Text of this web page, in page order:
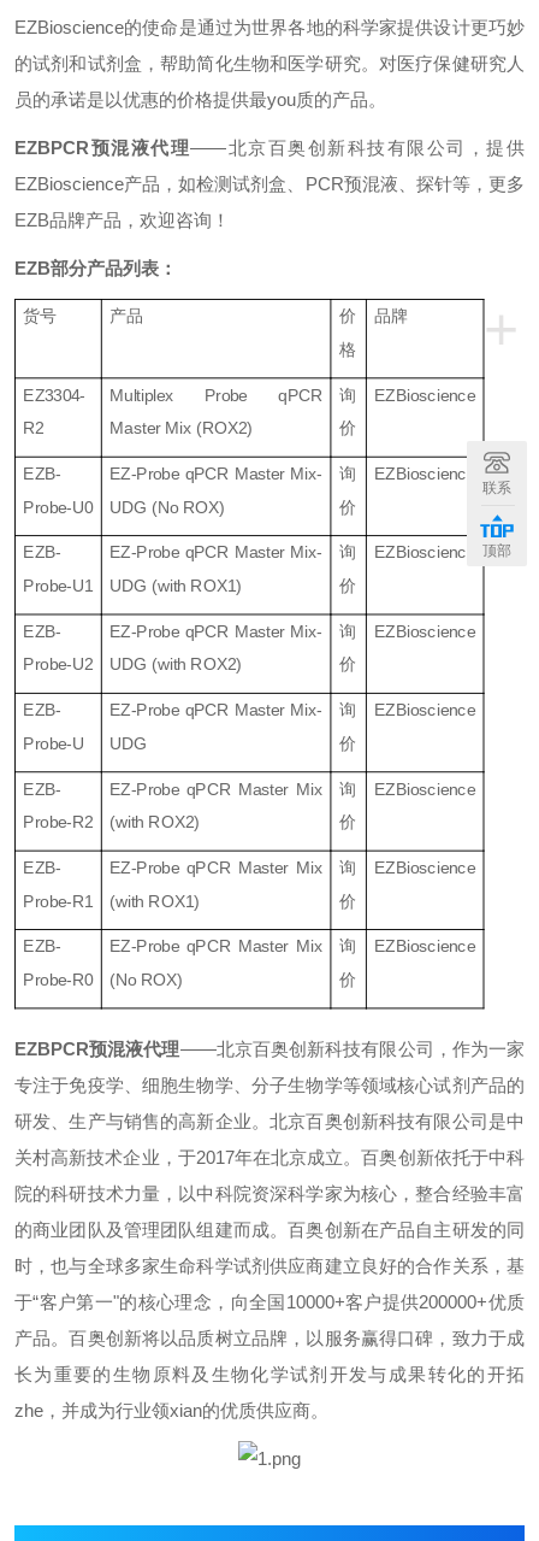
EZBioscience的使命是通过为世界各地的科学家提供设计更巧妙
的试剂和试剂盒，帮助简化生物和医学研究。对医疗保健研究人
员的承诺是以优惠的价格提供最you质的产品。
EZBPCR预混液代理——北京百奥创新科技有限公司，提供
EZBioscience产品，如检测试剂盒、PCR预混液、探针等，更多
EZB品牌产品，欢迎咨询！
EZB部分产品列表：
+
货号 产品 价
格
品牌
EZ3304-
R2
Multiplex Probe qPCR
Master Mix (ROX2)
询
价
EZBioscience
EZB-
Probe-U0
EZ-Probe qPCR Master Mix-
UDG (No ROX)
询
价
EZBioscience
EZB-
Probe-U1
EZ-Probe qPCR Master Mix-
UDG (with ROX1)
询
价
EZBioscience
EZB-
Probe-U2
EZ-Probe qPCR Master Mix-
UDG (with ROX2)
询
价
EZBioscience
EZB-
Probe-U
EZ-Probe qPCR Master Mix-
UDG
询
价
EZBioscience
EZB-
Probe-R2
EZ-Probe qPCR Master Mix
(with ROX2)
询
价
EZBioscience
EZB-
Probe-R1
EZ-Probe qPCR Master Mix
(with ROX1)
询
价
EZBioscience
EZB-
Probe-R0
EZ-Probe qPCR Master Mix
(No ROX)
询
价
EZBioscience
EZBPCR预混液代理——北京百奥创新科技有限公司，作为一家
专注于免疫学、细胞生物学、分子生物学等领域核心试剂产品的
研发、生产与销售的高新企业。北京百奥创新科技有限公司是中
关村高新技术企业，于2017年在北京成立。百奥创新依托于中科
院的科研技术力量，以中科院资深科学家为核心，整合经验丰富
的商业团队及管理团队组建而成。百奥创新在产品自主研发的同
时，也与全球多家生命科学试剂供应商建立良好的合作关系，基
于“客户第一"的核心理念，向全国10000+客户提供200000+优质
产品。百奥创新将以品质树立品牌，以服务赢得口碑，致力于成
长为重要的生物原料及生物化学试剂开发与成果转化的开拓
zhe，并成为行业领xian的优质供应商。
联系
顶部